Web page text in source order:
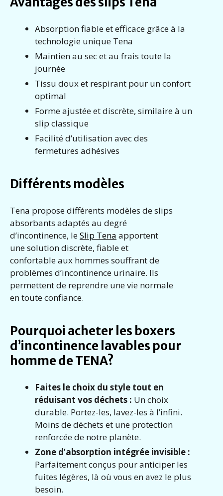
Absorption fiable et efficace grâce à la
technologie unique Tena
Maintien au sec et au frais toute la
journée
Tissu doux et respirant pour un confort
optimal
Forme ajustée et discrète, similaire à un
slip classique
Facilité d’utilisation avec des
fermetures adhésives
Différents modèles
Tena propose différents modèles de slips
absorbants adaptés au degré
d’incontinence, leSlip Tena apportent
une solution discrète, fiable et
confortable aux hommes souffrant de
problèmes d’incontinence urinaire. Ils
permettent de reprendre une vie normale
en toute confiance.
Pourquoi acheter les boxers
d’incontinence lavables pour
homme de TENA?
Faites le choix du style tout en
réduisant vos déchets : Un choix
durable. Portez-les, lavez-les à l’infini.
Moins de déchets et une protection
renforcée de notre planète.
Zone d’absorption intégrée invisible :
Parfaitement conçus pour anticiper les
fuites légères, là où vous en avez le plus
besoin.